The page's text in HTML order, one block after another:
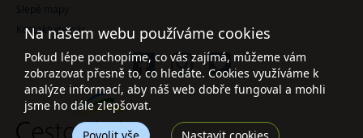
Slepé mapy
Kontaktujte nás
Na našem webu používáme cookies
Pokud lépe pochopíme, co vás zajímá, můžeme vám
zobrazovat přesně to, co hledáte. Cookies využíváme k
analýze informací, aby náš web dobře fungoval a mohli
jsme ho dále zlepšovat.